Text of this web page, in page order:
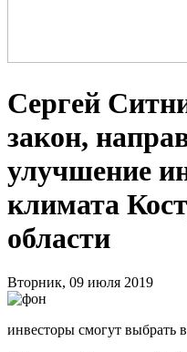
Сергей
закон,
улучшение
климата
области
Вторник, 09 июля 2019
инвесторы смогут выбрать